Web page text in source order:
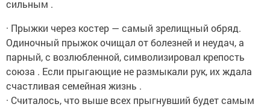
сильным .
· Прыжки через костер — самый зрелищный обряд.
Одиночный прыжок очищал от болезней и неудач, а
парный, с возлюбленной, символизировал крепость
союза . Если прыгающие не размыкали рук, их ждала
счастливая семейная жизнь .
· Считалось, что выше всех прыгнувший будет самым